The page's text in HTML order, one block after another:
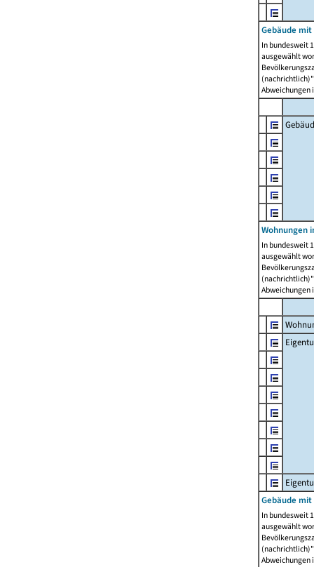
Gebäude mit
In bundesweit
ausgewählt
Abweichungen
Wohnungen
In bundesweit
ausgewählt
Abweichungen
Gebäude
In bundesweit
ausgewählt
Abweichungen